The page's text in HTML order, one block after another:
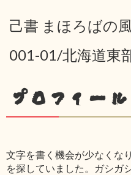
己書 まほろばの
001-01/北海道東
プロフィール
文字を書く機会が少なくな
を探していました。ガシガ